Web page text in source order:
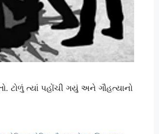
ટોળું ત્યાં પહોંચી ગયું અને ગૌહત્યાનો